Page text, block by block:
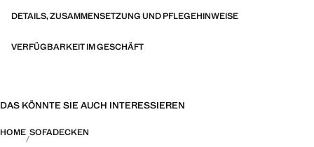
DETAILS, ZUSAMMENSETZUNG UND PFLEGEHINWEISE
VERFÜGBARKEIT IM GESCHÄFT
DAS KÖNNTE SIE AUCH INTERESSIEREN
HOME SOFADECKEN